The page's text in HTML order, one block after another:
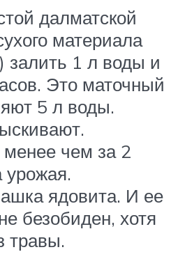
далматской
материала
залить 1 л воды и
Это маточный
5 л воды.
чем за 2
урожая.
ядовита. И ее
безобиден, хотя
травы.